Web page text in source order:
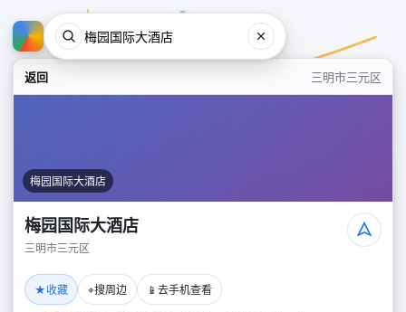
返回 三明市三元区
梅园国际大酒店
梅园国际大酒店
三明市三元区
★收藏 ⌖搜周边 📱 去手机查看